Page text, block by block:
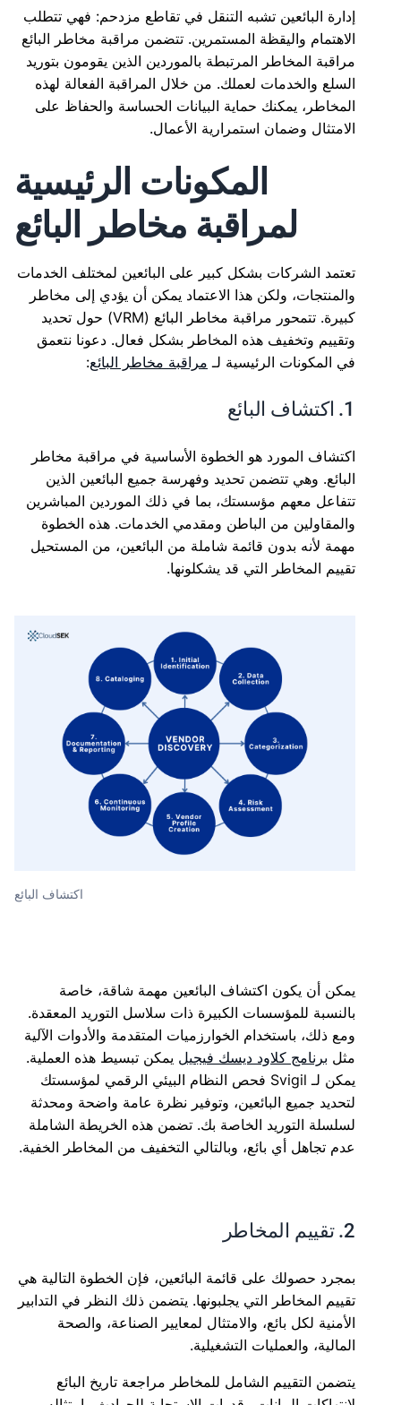
إدارة البائعين تشبه التنقل في تقاطع مزدحم: فهي تتطلب
الاهتمام واليقظة المستمرين. تتضمن مراقبة مخاطر البائع
مراقبة المخاطر المرتبطة بالموردين الذين يقومون بتوريد
السلع والخدمات لعملك. من خلال المراقبة الفعالة لهذه
المخاطر، يمكنك حماية البيانات الحساسة والحفاظ على
الامتثال وضمان استمرارية الأعمال.
المكونات الرئيسية
لمراقبة مخاطر البائع
تعتمد الشركات بشكل كبير على البائعين لمختلف الخدمات
والمنتجات، ولكن هذا الاعتماد يمكن أن يؤدي إلى مخاطر
كبيرة. تتمحور مراقبة مخاطر البائع (VRM) حول تحديد
وتقييم وتخفيف هذه المخاطر بشكل فعال. دعونا نتعمق
في المكونات الرئيسية لـ مراقبة مخاطر البائع:
1. اكتشاف البائع
اكتشاف المورد هو الخطوة الأساسية في مراقبة مخاطر
البائع. وهي تتضمن تحديد وفهرسة جميع البائعين الذين
تتفاعل معهم مؤسستك، بما في ذلك الموردين المباشرين
والمقاولين من الباطن ومقدمي الخدمات. هذه الخطوة
مهمة لأنه بدون قائمة شاملة من البائعين، من المستحيل
تقييم المخاطر التي قد يشكلونها.
اكتشاف البائع
يمكن أن يكون اكتشاف البائعين مهمة شاقة، خاصة
بالنسبة للمؤسسات الكبيرة ذات سلاسل التوريد المعقدة.
ومع ذلك، باستخدام الخوارزميات المتقدمة والأدوات الآلية
مثل برنامج كلاود ديسك فيجيل يمكن تبسيط هذه العملية.
يمكن لـ Svigil فحص النظام البيئي الرقمي لمؤسستك
لتحديد جميع البائعين، وتوفير نظرة عامة واضحة ومحدثة
لسلسلة التوريد الخاصة بك. تضمن هذه الخريطة الشاملة
عدم تجاهل أي بائع، وبالتالي التخفيف من المخاطر الخفية.
2. تقييم المخاطر
بمجرد حصولك على قائمة البائعين، فإن الخطوة التالية هي
تقييم المخاطر التي يجلبونها. يتضمن ذلك النظر في التدابير
الأمنية لكل بائع، والامتثال لمعايير الصناعة، والصحة
المالية، والعمليات التشغيلية.
يتضمن التقييم الشامل للمخاطر مراجعة تاريخ البائع